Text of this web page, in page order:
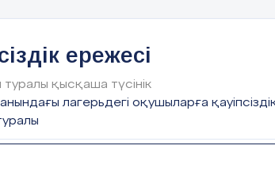
ережесі
қысқаша түсінік
лагерьдегі оқушыларға